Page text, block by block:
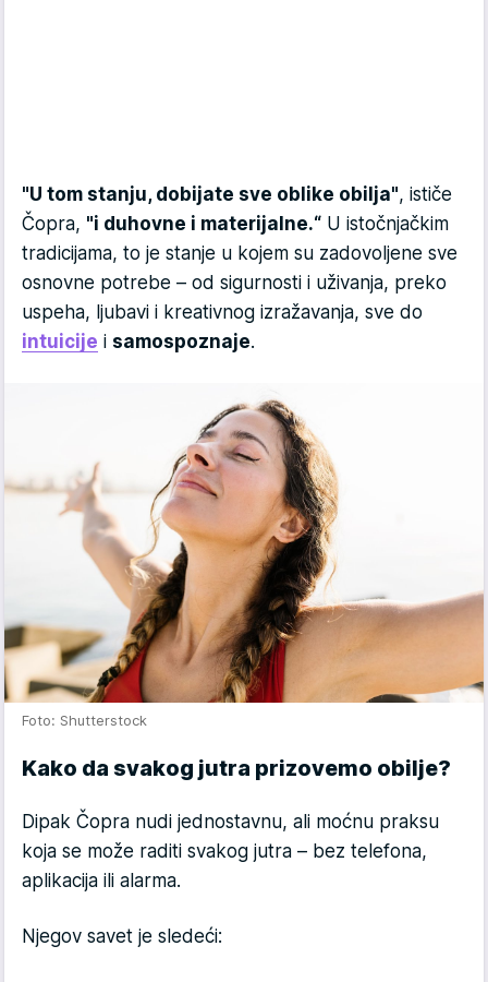
"U tom stanju, dobijate sve oblike obilja", ističe
Čopra, "i duhovne i materijalne.“ U istočnjačkim
tradicijama, to je stanje u kojem su zadovoljene sve
osnovne potrebe – od sigurnosti i uživanja, preko
uspeha, ljubavi i kreativnog izražavanja, sve do
intuicije i samospoznaje.
Foto: Shutterstock
Kako da svakog jutra prizovemo obilje?
Dipak Čopra nudi jednostavnu, ali moćnu praksu
koja se može raditi svakog jutra – bez telefona,
aplikacija ili alarma.
Njegov savet je sledeći: